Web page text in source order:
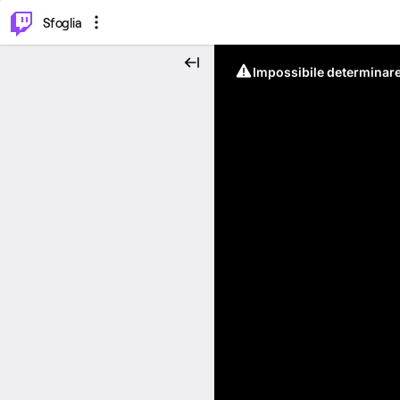
Sfoglia
Impossibile